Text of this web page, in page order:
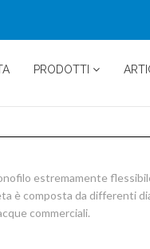
PRODOTTI
estremamente
è composta da differenti
commerciali.